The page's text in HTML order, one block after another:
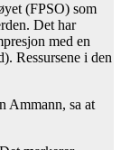
(FPSO) som
Det har
med en
Ressursene i den
Ammann, sa at